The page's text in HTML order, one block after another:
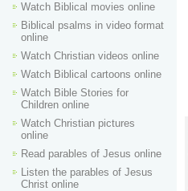
Watch Biblical movies online
Biblical psalms in video format
online
Watch Christian videos online
Watch Biblical cartoons online
Watch Bible Stories for
Children online
Watch Christian pictures
online
Read parables of Jesus online
Listen the parables of Jesus
Christ online